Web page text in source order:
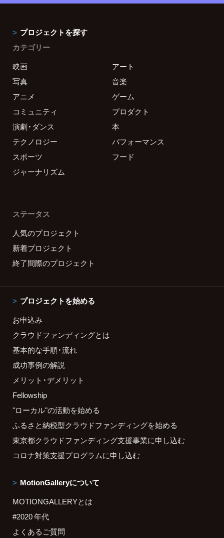
プロジェクトを探す
カテゴリー
映画
アート
写真
音楽
アニメ
ゲーム
コミュニティ
プロダクト
演劇・ダンス
本
テクノロジー
パフォーマンス
スポーツ
フード
ジャーナリズム
ステータス
人気のプロジェクト
新着プロジェクト
終了間際のプロジェクト
プロジェクトを始める
お申込み
クラウドファンディングとは
基本的な手順・流れ
成功事例の解説
メリット・デメリット
Fellowship
"ローカル"の活動を始める
ふるさと納税型クラウドファンディングを始める
東京都クラウドファンディング支援事業に申し込む
コロナ対策支援プログラムに申し込む
MotionGalleryについて
MOTIONGALLERYとは
#2020 年代
よくあるご質問